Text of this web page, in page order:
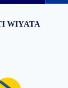
WIYATA